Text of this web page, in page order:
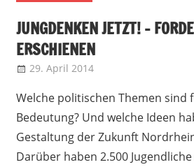
JUNGDENKEN JETZT! –
ERSCHIENEN
29. April 2014
Welche politischen Themen sind
Bedeutung? Und welche Ideen
Gestaltung der Zukunft
Darüber haben 2.500